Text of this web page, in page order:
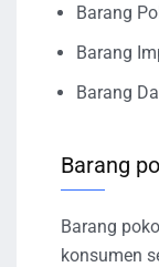
Barang
Barang
Barang
Barang
Barang
konsumen